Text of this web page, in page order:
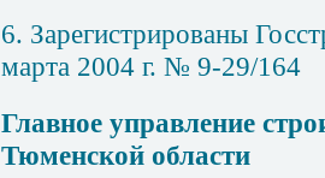
6. Зарегистрированы
марта 2004 г. № 9-29/164
Главное управление
Тюменской области